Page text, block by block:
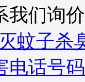
我们询价